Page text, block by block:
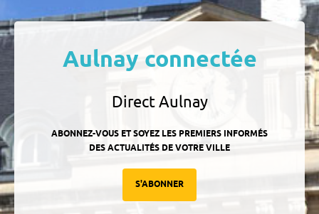
Aulnay connectée
Direct Aulnay
ABONNEZ-VOUS ET SOYEZ LES PREMIERS INFORMÉS
DES ACTUALITÉS DE VOTRE VILLE
S'ABONNER